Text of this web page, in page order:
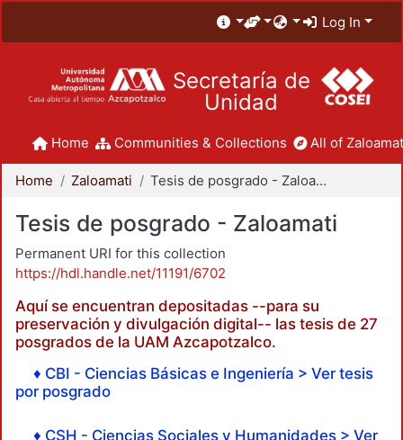
Log In
Secretaría de
Unidad
Home Communities & Collections All of
Home Zaloamati Tesis de posgrado - Zaloamati
Tesis de posgrado - Zaloamati
Permanent URI for this collection
https://hdl.handle.net/11191/6702
Aquí se encuentran depositadas --para su
preservación y divulgación digital-- las tesis de 27
posgrados de la UAM Azcapotzalco.
♦ CBI - Ciencias Básicas e Ingeniería > Ver tesis
por posgrado
♦ CSH - Ciencias Sociales y Humanidades > Ver